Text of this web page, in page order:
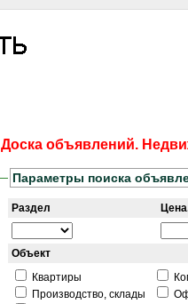
Доска объявлений.
Параметры поиска
Раздел
Объект
Квартиры
Производство, склады